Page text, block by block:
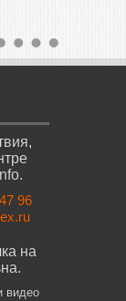
96
на
видео